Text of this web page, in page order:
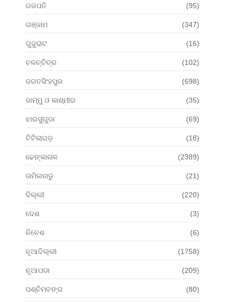
ଗଜପତି (95)
ଗଞ୍ଜାମ (347)
ଗୁଜୁରାଟ (16)
ଚଳଚ୍ଚିତ୍ର (102)
ଜଗତସିଂହପୁର (698)
ଜାମ୍ମୁ ଓ କାଶ୍ମୀର (35)
ଝାରସୁଗୁଡା (69)
ଟିଟିଲାଗଡ଼ (18)
ଢେଙ୍କାନାଳ (2389)
ତାମିଲନାଡୁ (21)
ଦିଲ୍ଲୀ (220)
ଦେଶ (3)
ନିବେଶ (6)
ନୂଆଦିଲ୍ଲୀ (1758)
ନୂଆପଡା (209)
ପଶ୍ଚିମବଙ୍ଗ (80)